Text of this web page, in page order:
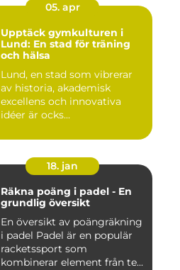
05. apr
Upptäck gymkulturen i
Lund: En stad för träning
och hälsa
Lund, en stad som vibrerar
av historia, akademisk
excellens och innovativa
idéer är ocks...
18. jan
Räkna poäng i padel - En
grundlig översikt
En översikt av poängräkning
i padel Padel är en populär
racketssport som
kombinerar element från te...